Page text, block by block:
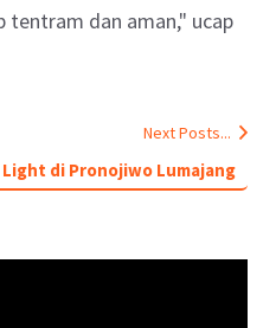
tentram dan aman," ucap
Next Posts...
Light di Pronojiwo Lumajang